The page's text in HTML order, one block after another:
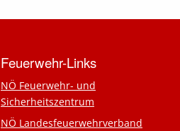
Feuerwehr-Links
NÖ Feuerwehr- und
Sicherheitszentrum
NÖ Landesfeuerwehrverband